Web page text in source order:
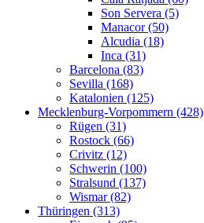
Son Servera (5)
Manacor (50)
Alcudia (18)
Inca (31)
Barcelona (83)
Sevilla (168)
Katalonien (125)
Mecklenburg-Vorpommern (428)
Rügen (31)
Rostock (66)
Crivitz (12)
Schwerin (100)
Stralsund (137)
Wismar (82)
Thüringen (313)